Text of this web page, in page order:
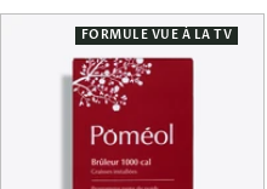
FORMULE VUE À LA TV